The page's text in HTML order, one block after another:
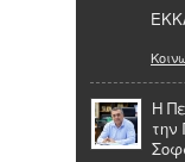
Η
την